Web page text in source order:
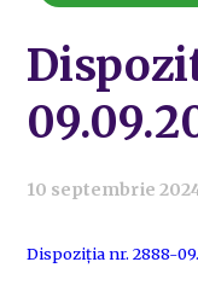
10 septembrie
Dispoziția nr. 2888-